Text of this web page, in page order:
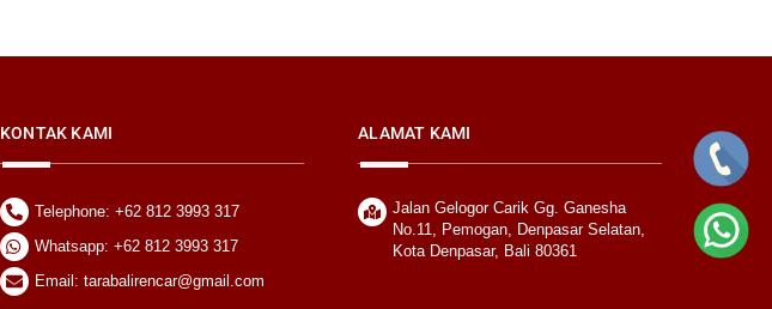
KONTAK KAMI
Telephone: +62 812 3993 317
Whatsapp: +62 812 3993 317
Email: tarabalirencar@gmail.com
ALAMAT KAMI
Jalan Gelogor Carik Gg. Ganesha
No.11, Pemogan, Denpasar Selatan,
Kota Denpasar, Bali 80361